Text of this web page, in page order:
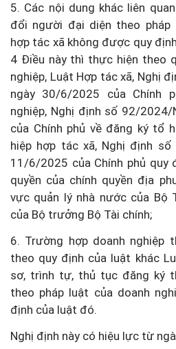
5. Các nội dung khác liên
đổi người đại diện theo pháp
hợp tác xã không được quy
4 Điều này thì thực hiện theo
nghiệp, Luật Hợp tác xã, Nghị
ngày 30/6/2025 của Chính
nghiệp, Nghị định số 92/
của Chính phủ về đăng ký tổ
hiệp hợp tác xã, Nghị định
11/6/2025 của Chính phủ quy
quyền của chính quyền địa
vực quản lý nhà nước của Bộ
của Bộ trưởng Bộ Tài chính;
6. Trường hợp doanh nghiệp
theo quy định của luật khác
sơ, trình tự, thủ tục đăng ký
theo pháp luật của doanh
định của luật đó.
Nghị định này có hiệu lực từ